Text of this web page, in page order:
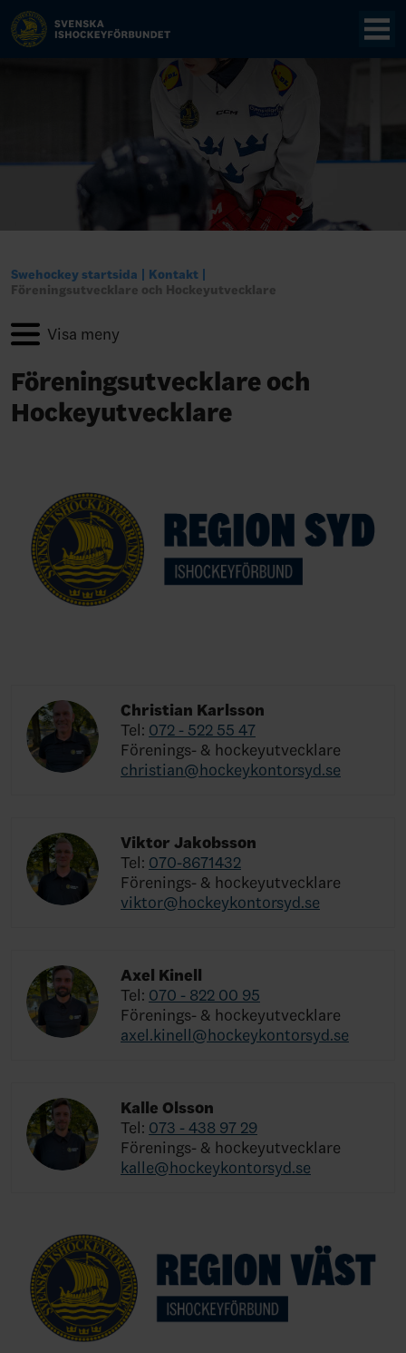
Swehockey startsida
Kontakt
Föreningsutvecklare och Hockeyutvecklare
Föreningsutvecklare och
Hockeyutvecklare
Christian Karlsson
Tel: 072 - 522 55 47
Förenings- & hockeyutvecklare
christian@hockeykontorsyd.se
Viktor Jakobsson
Tel: 070-8671432
Förenings- & hockeyutvecklare
viktor@hockeykontorsyd.se
Axel Kinell
Tel: 070 - 822 00 95
Förenings- & hockeyutvecklare
axel.kinell@hockeykontorsyd.se
Kalle Olsson
Tel: 073 - 438 97 29
Förenings- & hockeyutvecklare
kalle@hockeykontorsyd.se